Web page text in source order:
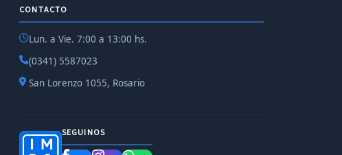
CONTACTO
Lun. a Vie. 7:00 a 13:00 hs.
(0341) 5587023
San Lorenzo 1055, Rosario
SEGUINOS